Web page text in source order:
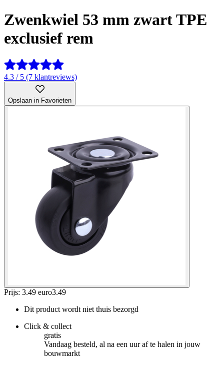
Zwenkwiel 53 mm zwart TPE
exclusief rem
4.3 / 5 (7 klantreviews)
Opslaan in Favorieten
Prijs: 3.49 euro3.49
Dit product wordt niet thuis bezorgd
Click & collect
gratis
Vandaag besteld, al na een uur af te halen in jouw
bouwmarkt